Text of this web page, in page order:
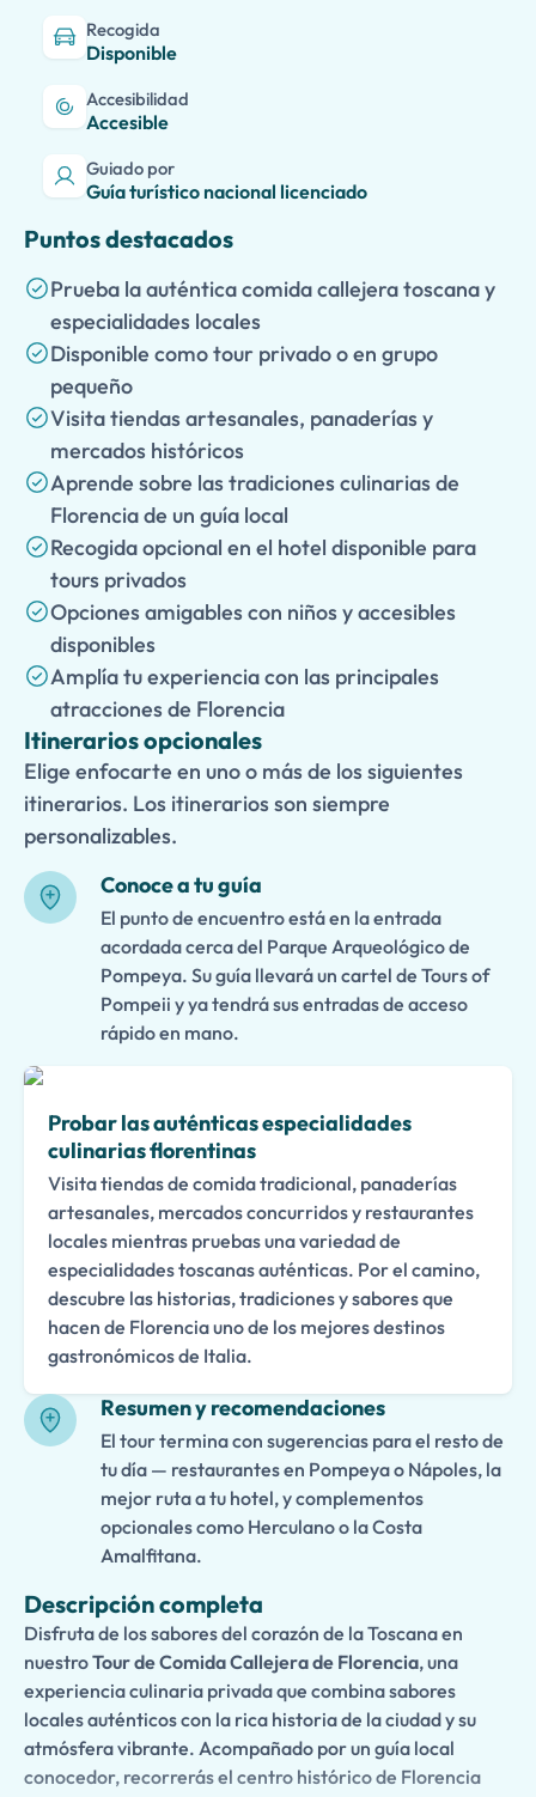
Recogida
Disponible
Accesibilidad
Accesible
Guiado por
Guía turístico nacional licenciado
Puntos destacados
Prueba la auténtica comida callejera toscana y
especialidades locales
Disponible como tour privado o en grupo
pequeño
Visita tiendas artesanales, panaderías y
mercados históricos
Aprende sobre las tradiciones culinarias de
Florencia de un guía local
Recogida opcional en el hotel disponible para
tours privados
Opciones amigables con niños y accesibles
disponibles
Amplía tu experiencia con las principales
atracciones de Florencia
Itinerarios opcionales
Elige enfocarte en uno o más de los siguientes
itinerarios. Los itinerarios son siempre
personalizables.
Conoce a tu guía
El punto de encuentro está en la entrada
acordada cerca del Parque Arqueológico de
Pompeya. Su guía llevará un cartel de Tours of
Pompeii y ya tendrá sus entradas de acceso
rápido en mano.
Probar las auténticas especialidades
culinarias florentinas
Visita tiendas de comida tradicional, panaderías
artesanales, mercados concurridos y restaurantes
locales mientras pruebas una variedad de
especialidades toscanas auténticas. Por el camino,
descubre las historias, tradiciones y sabores que
hacen de Florencia uno de los mejores destinos
gastronómicos de Italia.
Resumen y recomendaciones
El tour termina con sugerencias para el resto de
tu día — restaurantes en Pompeya o Nápoles, la
mejor ruta a tu hotel, y complementos
opcionales como Herculano o la Costa
Amalfitana.
Descripción completa
Disfruta de los sabores del corazón de la Toscana en
nuestroTour de Comida Callejera de Florencia, una
experiencia culinaria privada que combina sabores
locales auténticos con la rica historia de la ciudad y su
atmósfera vibrante. Acompañado por un guía local
conocedor, recorrerás el centro histórico de Florencia